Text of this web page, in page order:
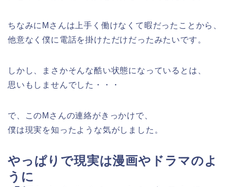
ちなみにMさんは上手く働けなくて暇だったことから、
他意なく僕に電話を掛けただけだったみたいです。
しかし、まさかそんな酷い状態になっているとは、
思いもしませんでした・・・
で、このMさんの連絡がきっかけで、
僕は現実を知ったような気がしました。
やっぱりで現実は漫画やドラマのよ
うに